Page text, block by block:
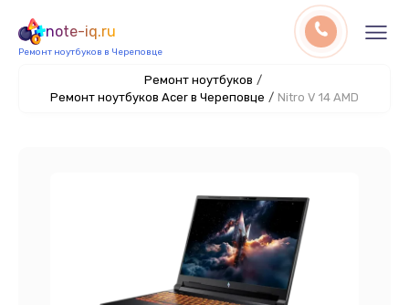
note-iq.ru
Ремонт ноутбуков в Череповце
Ремонт ноутбуков /
Ремонт ноутбуков Acer в Череповце / Nitro V 14 AMD